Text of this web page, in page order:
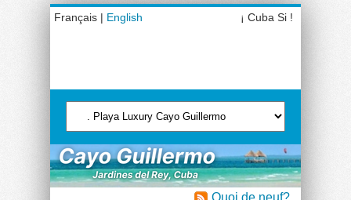
Français | English ¡ Cuba Si !
Quoi de neuf?